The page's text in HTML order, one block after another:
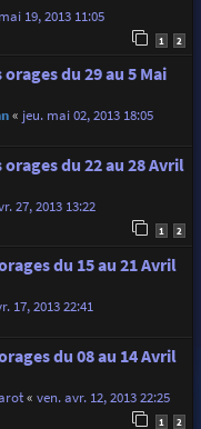
19, 2013 11:05
1 2
du 29 au 5 Mai
« jeu. mai 02, 2013 18:05
du 22 au 28 Avril
27, 2013 13:22
1 2
du 15 au 21 Avril
17, 2013 22:41
du 08 au 14 Avril
« ven. avr. 12, 2013 22:25
1 2